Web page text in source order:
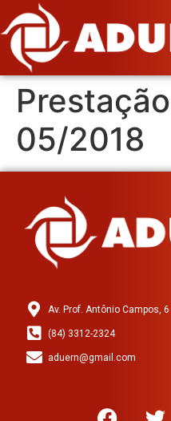
05/2018
Av. Prof. Antônio Campos,
(84) 3312-2324
aduern@gmail.com